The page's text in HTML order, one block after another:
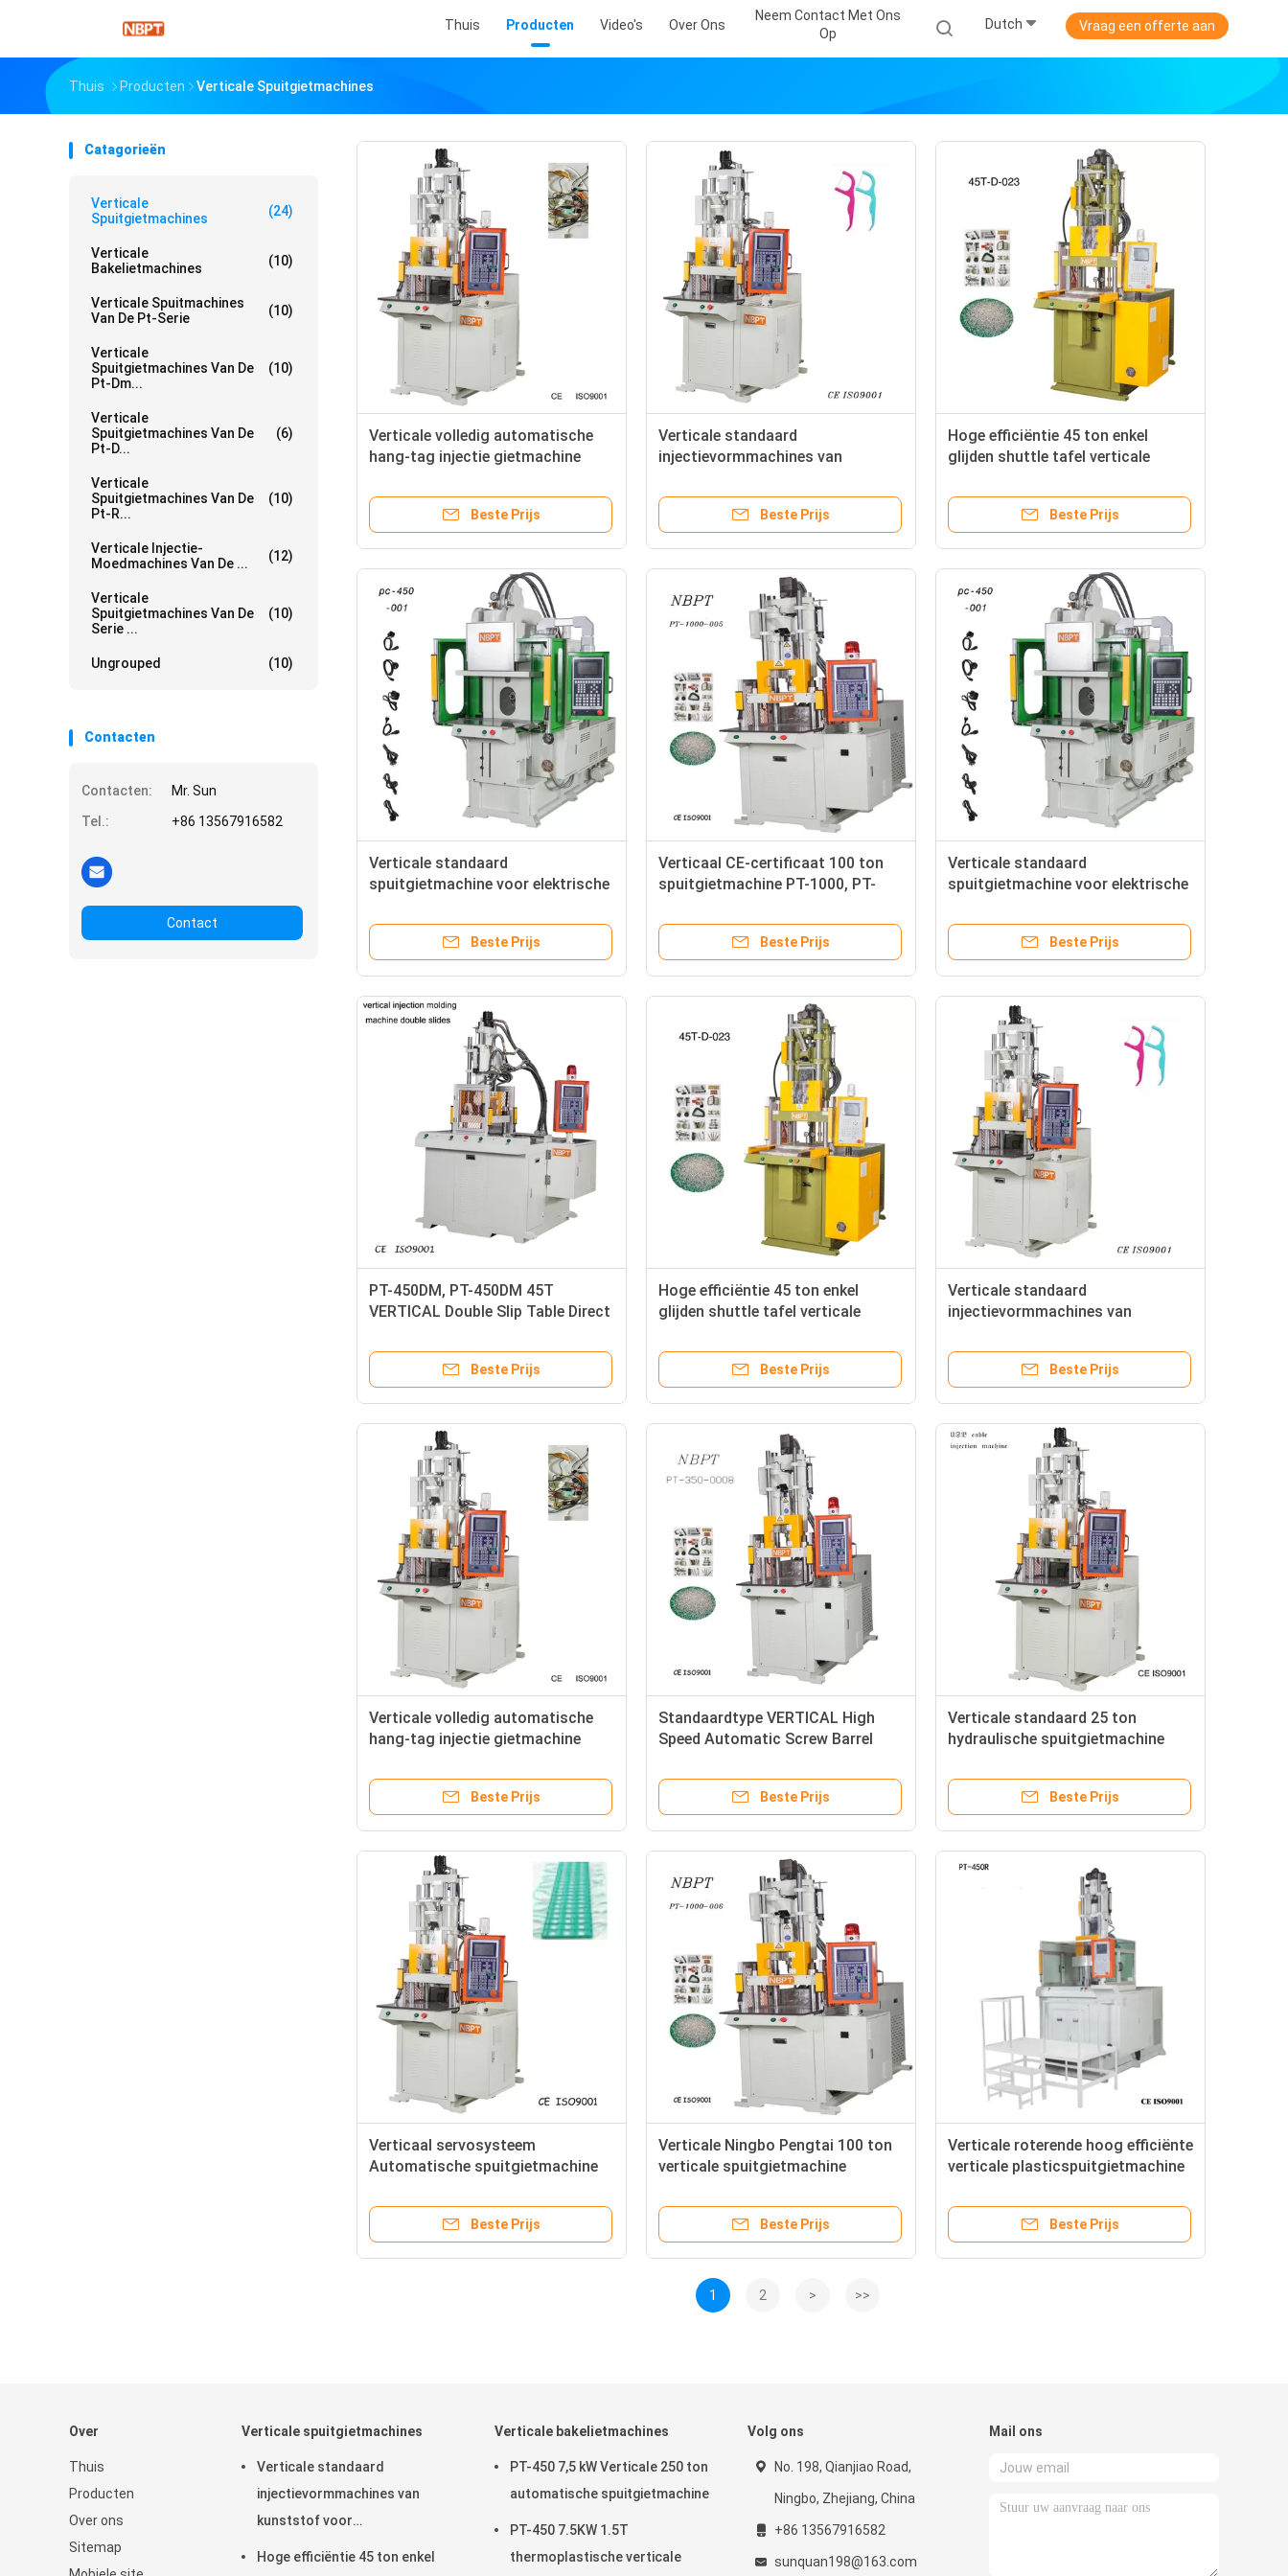
Thuis Producten Video's Over Ons
Neem Contact Met Ons
Op
Dutch Vraag een offerte aan
Thuis Producten Verticale Spuitgietmachines
Catagorieën
Verticale
Spuitgietmachines
(24)
Verticale
Bakelietmachines
(10)
Verticale Spuitmachines
Van De Pt-Serie
(10)
Verticale
Spuitgietmachines Van De
Pt-Dm...
(10)
Verticale
Spuitgietmachines Van De
Pt-D...
(6)
Verticale
Spuitgietmachines Van De
Pt-R...
(10)
Verticale Injectie-
Moedmachines Van De ...
(12)
Verticale
Spuitgietmachines Van De
Serie ...
(10)
Ungrouped (10)
Contacten
Contacten:
Mr. Sun
Tel.:
+86 13567916582
Contact
Verticale volledig automatische
hang-tag injectie gietmachine
Beste Prijs
Verticale standaard
injectievormmachines van
Beste Prijs
Hoge efficiëntie 45 ton enkel
glijden shuttle tafel verticale
Beste Prijs
Verticale standaard
spuitgietmachine voor elektrische
Beste Prijs
Verticaal CE-certificaat 100 ton
spuitgietmachine PT-1000, PT-
Beste Prijs
Verticale standaard
spuitgietmachine voor elektrische
Beste Prijs
PT-450DM, PT-450DM 45T
VERTICAL Double Slip Table Direct
Beste Prijs
Hoge efficiëntie 45 ton enkel
glijden shuttle tafel verticale
Beste Prijs
Verticale standaard
injectievormmachines van
Beste Prijs
Verticale volledig automatische
hang-tag injectie gietmachine
Beste Prijs
Standaardtype VERTICAL High
Speed Automatic Screw Barrel
Beste Prijs
Verticale standaard 25 ton
hydraulische spuitgietmachine
Beste Prijs
Verticaal servosysteem
Automatische spuitgietmachine
Beste Prijs
Verticale Ningbo Pengtai 100 ton
verticale spuitgietmachine
Beste Prijs
Verticale roterende hoog efficiënte
verticale plasticspuitgietmachine
Beste Prijs
1 2 > >>
Over
Thuis
Producten
Over ons
Sitemap
Verticale spuitgietmachines
Verticale standaard
injectievormmachines van
kunststof voor
Hoge efficiëntie 45 ton enkel
Verticale bakelietmachines
PT-450 7,5 kW Verticale 250 ton
automatische spuitgietmachine
PT-450 7.5KW 1.5T
thermoplastische verticale
Volg ons
No. 198, Qianjiao Road,
Ningbo, Zhejiang, China
+86 13567916582
sunquan198@163.com
Mail ons